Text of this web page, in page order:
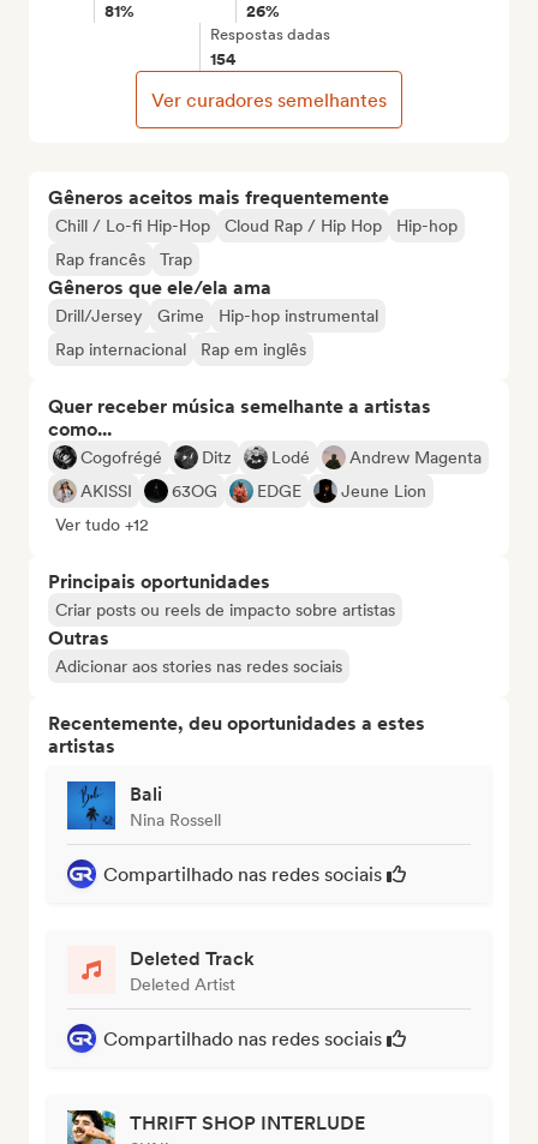
Gêneros aceitos mais frequentemente
Chill / Lo-fi Hip-Hop Cloud Rap / Hip Hop
Hip-hop
Rap francês
Trap
Gêneros que ele/ela ama
Drill/Jersey Grime
Hip-hop instrumental
Rap internacional
Rap em inglês
Quer receber música semelhante a artistas
como...
Cogofrégé Ditz Lodé
Andrew Magenta
AKISSI
63OG EDGE
Jeune Lion
Ver tudo +12
Principais oportunidades
Criar posts ou reels de impacto sobre artistas
Outras
Adicionar aos stories nas redes sociais
Recentemente, deu oportunidades a estes
artistas
Bali
Nina Rossell
Compartilhado nas redes sociais
Deleted Track
Deleted Artist
Compartilhado nas redes sociais
THRIFT SHOP INTERLUDE
81% 26%
Respostas dadas
154
Ver curadores semelhantes